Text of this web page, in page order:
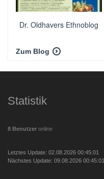
Dr. Oldhavers Ethnoblog
Zum Blog
Statistik
8 Benutzer online
Letztes Update: 02.08.2026 00:45:01
Nächstes Update: 09.08.2026 00:45:01